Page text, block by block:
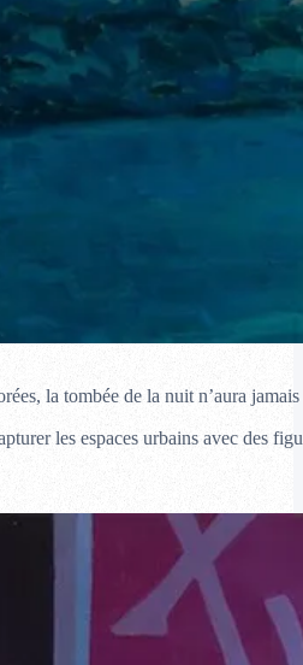
la tombée de la nuit n’aura
les espaces urbains avec des